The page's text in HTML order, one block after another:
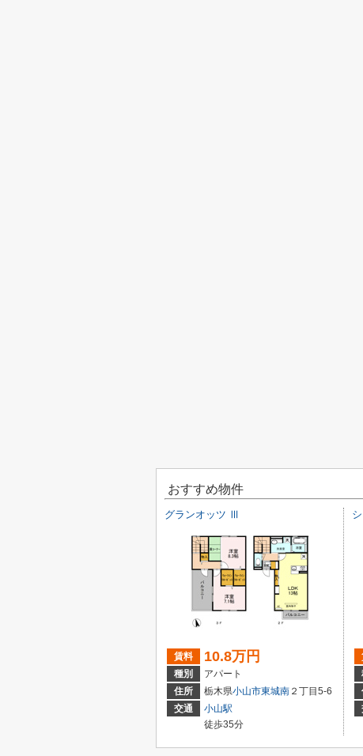
おすすめ物件
グランオッツ Ⅲ
賃料 10.8万円
種別
アパート
住所
栃木県小山市東城南 ２丁目5-6
交通
小山駅
徒歩35分